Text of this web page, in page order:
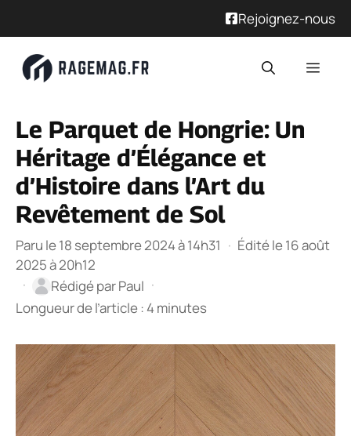
Rejoignez-nous
Le Parquet de Hongrie: Un
Héritage d’Élégance et
d’Histoire dans l’Art du
Revêtement de Sol
Paru le 18 septembre 2024 à 14h31 · Édité le 16 août
2025 à 20h12
·
Rédigé parPaul ·
Longueur de l’article : 4 minutes